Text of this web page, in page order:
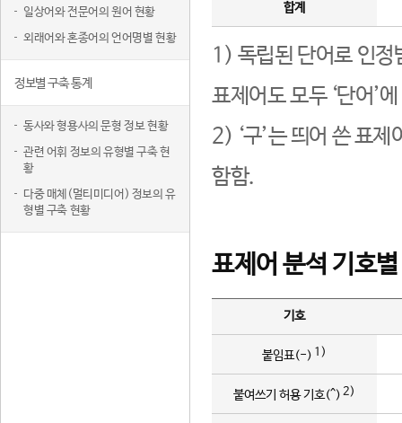
일상어와 전문어의 원어 현황
외래어와 혼종어의 언어명별 현황
정보별 구축 통계
동사와 형용사의 문형 정보 현황
관련 어휘 정보의 유형별 구축 현
황
다중 매체(멀티미디어) 정보의 유
형별 구축 현황
합계
1) 독립된 단어로 인정
표제어도 모두 ‘단어’
2) ‘구’는 띄어 쓴 표
함함.
표제어 분석 기호
기호
붙임표(-) 1)
붙여쓰기 허용 기호(^) 2)